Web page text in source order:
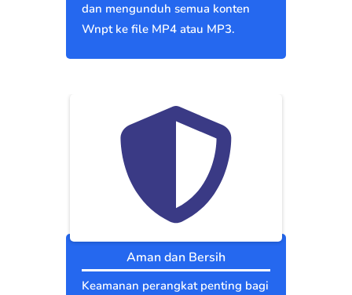
dan mengunduh semua konten
Wnpt ke file MP4 atau MP3.
Aman dan Bersih
Keamanan perangkat penting bagi